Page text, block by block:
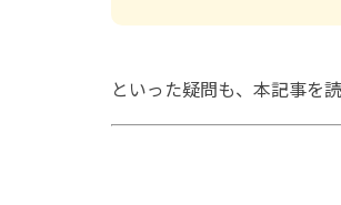
といった疑問も、本記事を